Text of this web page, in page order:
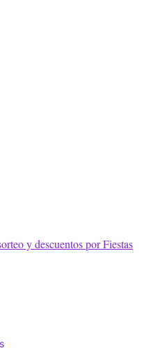
y descuentos por Fiestas